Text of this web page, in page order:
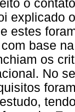
o
explicado
estes
base
os
No